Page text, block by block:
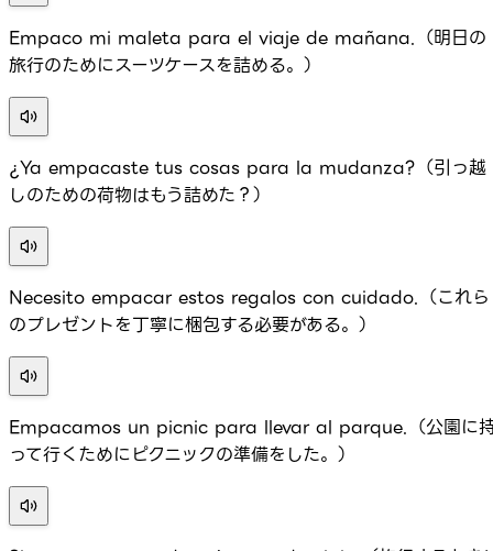
Empaco mi maleta para el viaje de mañana.（明日の
旅行のためにスーツケースを詰める。）
¿Ya empacaste tus cosas para la mudanza?（引っ越
しのための荷物はもう詰めた？）
Necesito empacar estos regalos con cuidado.（これら
のプレゼントを丁寧に梱包する必要がある。）
Empacamos un picnic para llevar al parque.（公園に
って行くためにピクニックの準備をした。）